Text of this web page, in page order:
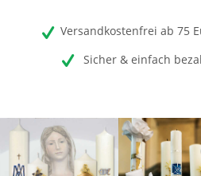
Versandkostenfrei ab 75
Sicher & einfach